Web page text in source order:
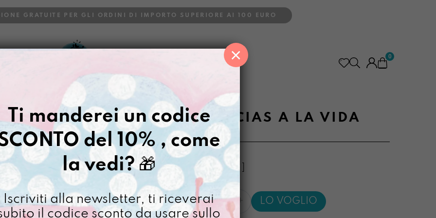
GRATUITE PER GLI ORDINI DI IMPORTO SUPERIORE AI 100 EURO
0
Gazpacho Soldino Gracias a la Vida
SOLDINO GRACIAS A LA VIDA
€38,00
[ Portafoglio: 10 x 14 x 2,5 cm ]
Soldino
Gracias
LO VOGLIO
Ti manderei un codice
del 10% , come
la vedi?🎁
Iscriviti alla newsletter, ti riceverai
il codice sconto da usare sullo
×